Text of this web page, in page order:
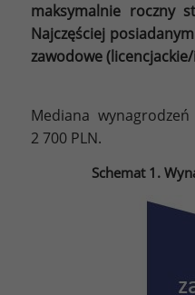
maksymalnie roczny
Najczęściej
zawodowe
Mediana
2 700 PLN.
Schemat 1.